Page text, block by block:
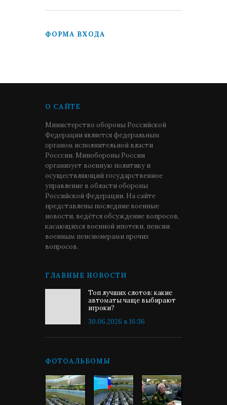
ФОРМА ВХОДА
О САЙТЕ
Министерство обороны Российской
Федерации является федеральным
органом исполнительной власти
Росссии. Минобороны России
организует военную политику и
осуществляющий государственное
управление в области обороны
Российской Федерации. На сайте
представлены последние военные
новости, ведётся обсуждение вопросов,
касающихся военной ипотеки, пенсии
военным пенсионерами прочих
вопросов.
ГЛАВНЫЕ НОВОСТИ
Топ лучших слотов: какие
автоматы чаще выбирают
игроки?
30.06.2026 в 16:36
ФОТОАЛЬБОМЫ